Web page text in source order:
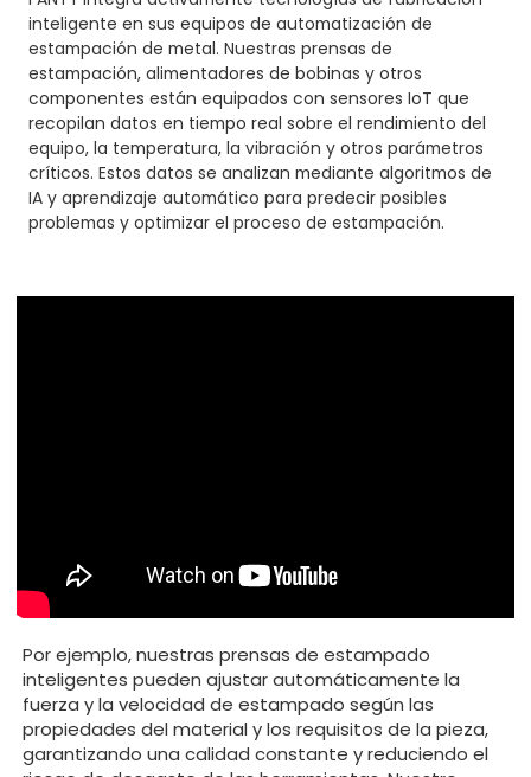
inteligente en sus equipos de automatización de
estampación de metal. Nuestras prensas de
estampación, alimentadores de bobinas y otros
componentes están equipados con sensores IoT que
recopilan datos en tiempo real sobre el rendimiento del
equipo, la temperatura, la vibración y otros parámetros
críticos. Estos datos se analizan mediante algoritmos de
IA y aprendizaje automático para predecir posibles
problemas y optimizar el proceso de estampación.
Por ejemplo, nuestras prensas de estampado
inteligentes pueden ajustar automáticamente la
fuerza y ​​la velocidad de estampado según las
propiedades del material y los requisitos de la pieza,
garantizando una calidad constante y reduciendo el